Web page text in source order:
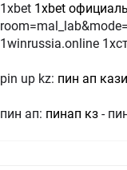
1xbet 1xbet
1winrussia.online
pin up kz: пин ап
пин ап: пинап кз -